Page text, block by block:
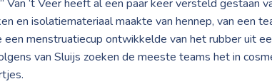
’t Veer heeft al een paar keer versteld gestaan
en isolatiemateriaal maakte van hennep, van een
menstruatiecup ontwikkelde van het rubber uit
van Sluijs zoeken de meeste teams het in